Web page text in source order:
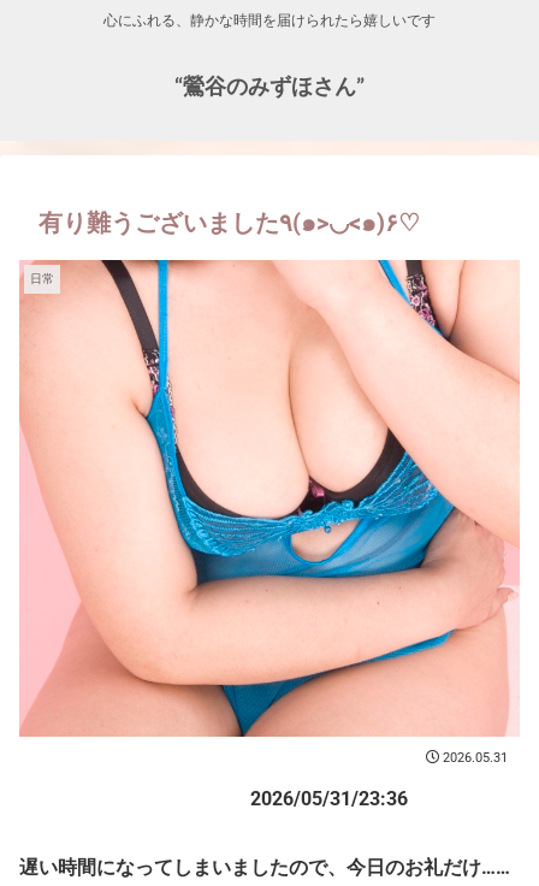
心にふれる、静かな時間を届けられたら嬉しいです
“鶯谷のみずほさん”
有り難うございました٩(๑>◡<๑)۶♡
日常
2026.05.31
2026/05/31/23:36
遅い時間になってしまいましたので、今日のお礼だけ……